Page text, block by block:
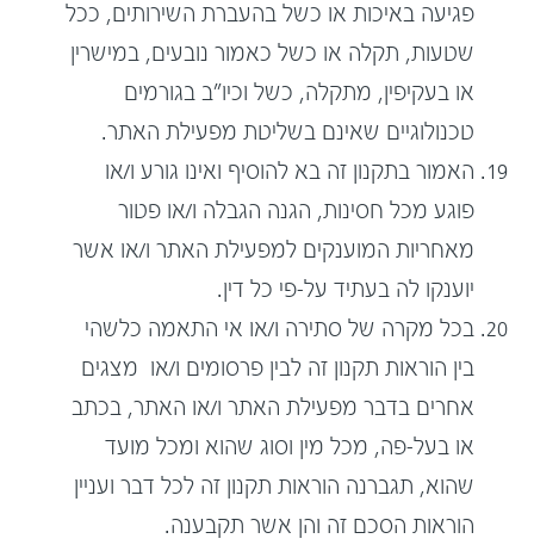
פגיעה באיכות או כשל בהעברת השירותים, ככל
שטעות, תקלה או כשל כאמור נובעים, במישרין
או בעקיפין, מתקלה, כשל וכיו"ב בגורמים
טכנולוגיים שאינם בשליטת מפעילת האתר.
האמור בתקנון זה בא להוסיף ואינו גורע ו/או
פוגע מכל חסינות, הגנה הגבלה ו/או פטור
מאחריות המוענקים למפעילת האתר ו/או אשר
יוענקו לה בעתיד על-פי כל דין.
בכל מקרה של סתירה ו/או אי התאמה כלשהי
בין הוראות תקנון זה לבין פרסומים ו/או מצגים
אחרים בדבר מפעילת האתר ו/או האתר, בכתב
או בעל-פה, מכל מין וסוג שהוא ומכל מועד
שהוא, תגברנה הוראות תקנון זה לכל דבר ועניין
הוראות הסכם זה והן אשר תקבענה.